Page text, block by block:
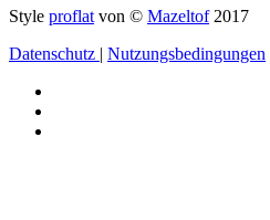
Style proflat von © Mazeltof2017
Datenschutz | Nutzungsbedingungen